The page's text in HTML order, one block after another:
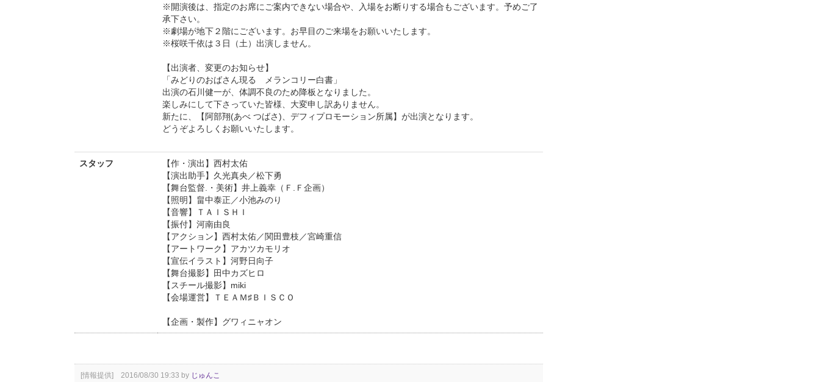
※開演後は、指定のお席にご案内できない場合や、入場をお断りする場合もございます。予めご了
承下さい。
※劇場が地下２階にございます。お早目のご来場をお願いいたします。
※桜咲千依は３日（土）出演しません。
【出演者、変更のお知らせ】
「みどりのおばさん現る メランコリー白書」
出演の石川健一が、体調不良のため降板となりました。
楽しみにして下さっていた皆様、大変申し訳ありません。
新たに、【阿部翔(あべ つばさ)、デフィプロモーション所属】が出演となります。
どうぞよろしくお願いいたします。
スタッフ
【作・演出】西村太佑
【演出助手】久光真央／松下勇
【舞台監督.・美術】井上義幸（Ｆ.Ｆ企画）
【照明】畠中泰正／小池みのり
【音響】ＴＡＩＳＨＩ
【振付】河南由良
【アクション】西村太佑／関田豊枝／宮崎重信
【アートワーク】アカツカモリオ
【宣伝イラスト】河野日向子
【舞台撮影】田中カズヒロ
【スチール撮影】miki
【会場運営】ＴＥＡＭ♯ＢＩＳＣＯ
【企画・製作】グワィニャオン
[情報提供] 2016/08/30 19:33 by じゅんこ